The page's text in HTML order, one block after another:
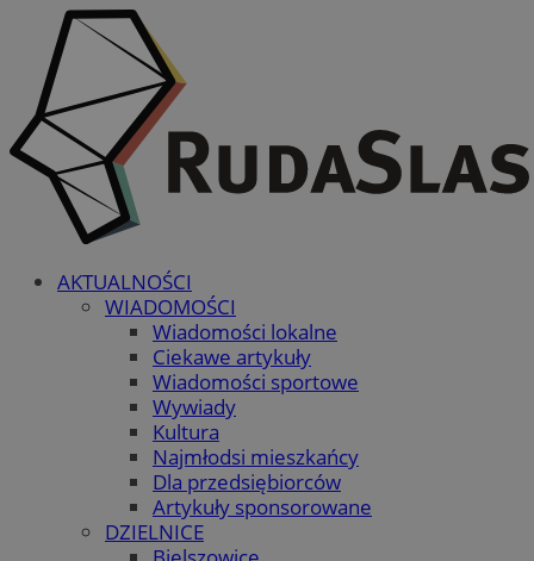
AKTUALNOŚCI
WIADOMOŚCI
Wiadomości lokalne
Ciekawe artykuły
Wiadomości sportowe
Wywiady
Kultura
Najmłodsi mieszkańcy
Dla przedsiębiorców
Artykuły sponsorowane
DZIELNICE